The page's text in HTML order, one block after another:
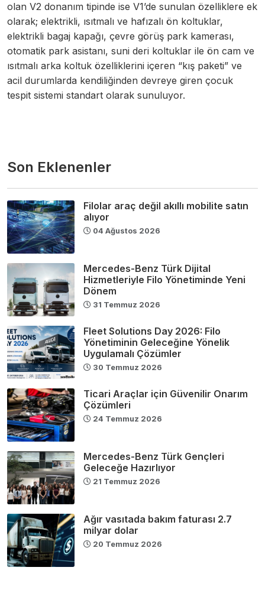
olan V2 donanım tipinde ise V1’de sunulan özelliklere ek
olarak; elektrikli, ısıtmalı ve hafızalı ön koltuklar,
elektrikli bagaj kapağı, çevre görüş park kamerası,
otomatik park asistanı, suni deri koltuklar ile ön cam ve
ısıtmalı arka koltuk özelliklerini içeren “kış paketi” ve
acil durumlarda kendiliğinden devreye giren çocuk
tespit sistemi standart olarak sunuluyor.
Son Eklenenler
Filolar araç değil akıllı mobilite satın
alıyor
04 Ağustos 2026
Mercedes-Benz Türk Dijital
Hizmetleriyle Filo Yönetiminde Yeni
Dönem
31 Temmuz 2026
Fleet Solutions Day 2026: Filo
Yönetiminin Geleceğine Yönelik
Uygulamalı Çözümler
30 Temmuz 2026
Ticari Araçlar için Güvenilir Onarım
Çözümleri
24 Temmuz 2026
Mercedes-Benz Türk Gençleri
Geleceğe Hazırlıyor
21 Temmuz 2026
Ağır vasıtada bakım faturası 2.7
milyar dolar
20 Temmuz 2026